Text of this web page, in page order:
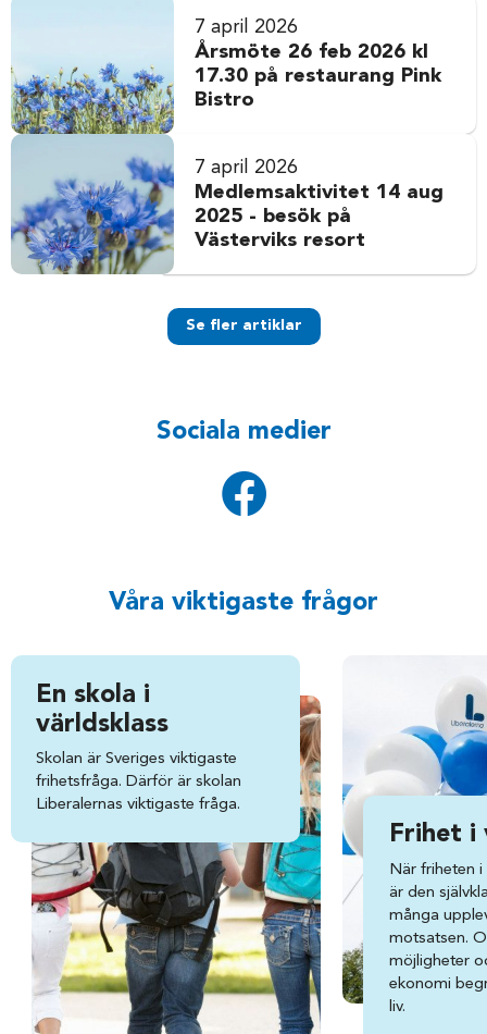
7 april 2026
Årsmöte 26 feb 2026 kl
17.30 på restaurang Pink
Bistro
7 april 2026
Medlemsaktivitet 14 aug
2025 - besök på
Västerviks resort
Se fler artiklar
Sociala medier
Våra viktigaste frågor
En skola i
världsklass
Skolan är Sveriges viktigaste
frihetsfråga. Därför är skolan
Liberalernas viktigaste fråga.
Frihet i
När friheten
är den
många
motsatsen.
möjligheter
ekonomi
liv.